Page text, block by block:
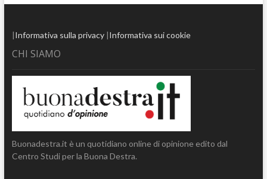
|Informativa sulla privacy|Informativa sui cookie
CHI SIAMO
Buonadestra.it è un quotidiano online di opinione edito dal
Centro Studi per la Buona Destra.